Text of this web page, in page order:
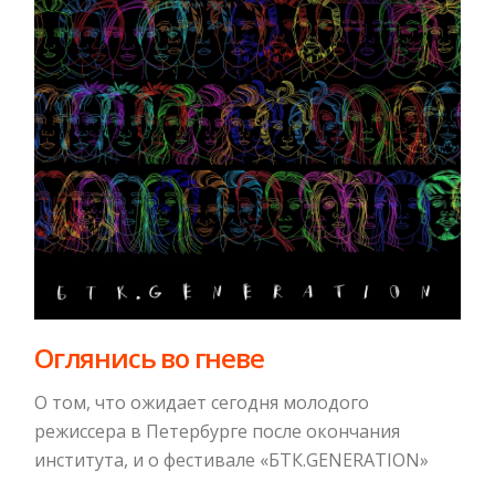
Оглянись во гневе
О том, что ожидает сегодня молодого
режиссера в Петербурге после окончания
института, и о фестивале «БТК.GENERATION»